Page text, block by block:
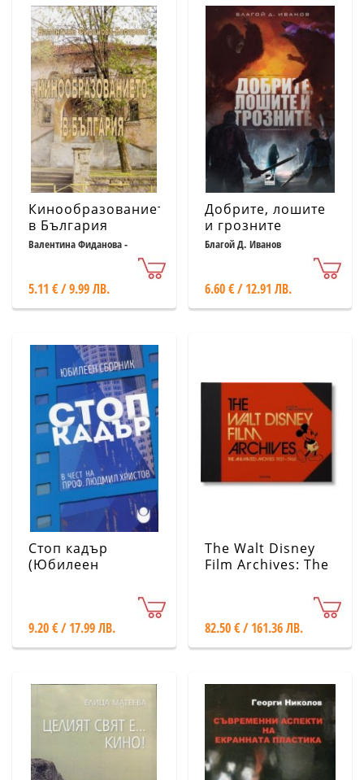
Кинообразованието
в България
Валентина Фиданова -
5.11 € / 9.99 ЛВ.
Добрите, лошите
и грозните
Благой Д. Иванов
6.60 € / 12.91 ЛВ.
Стоп кадър
(Юбилеен
9.20 € / 17.99 ЛВ.
The Walt Disney
Film Archives: The
82.50 € / 161.36 ЛВ.